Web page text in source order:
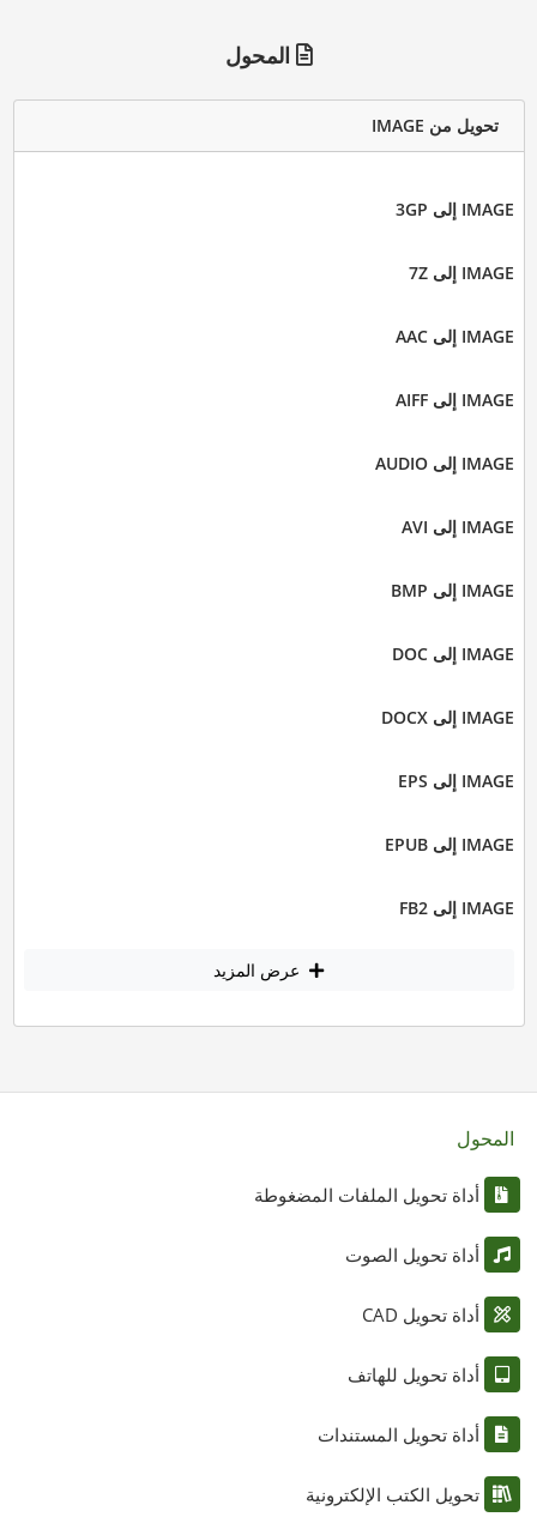
المحول
تحويل من IMAGE
IMAGE إلى 3GP
IMAGE إلى 7Z
IMAGE إلى AAC
IMAGE إلى AIFF
IMAGE إلى AUDIO
IMAGE إلى AVI
IMAGE إلى BMP
IMAGE إلى DOC
IMAGE إلى DOCX
IMAGE إلى EPS
IMAGE إلى EPUB
IMAGE إلى FB2
عرض المزيد
المحول
أداة تحويل الملفات المضغوطة
أداة تحويل الصوت
أداة تحويل CAD
أداة تحويل للهاتف
أداة تحويل المستندات
تحويل الكتب الإلكترونية